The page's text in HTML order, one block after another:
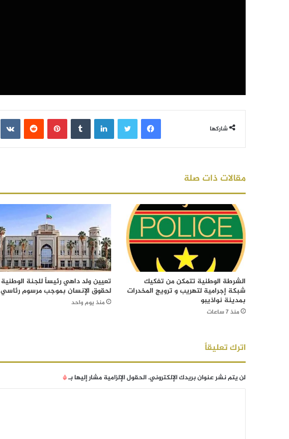
شاركها
فيسبوك لينكدإن بينتيريست
مقالات ذات صلة
الشرطة الوطنية تتمكن من تفكيك
شبكة إجرامية لتهريب و ترويج المخدرات
بمدينة نواذيبو
منذ 7 ساعات
تعيين ولد داهي رئيساً للجنة الوطنية
لحقوق الإنسان بموجب مرسوم رئاسي
منذ يوم واحد
اترك تعليقاً
لن يتم نشر عنوان بريدك الإلكتروني.الحقول الإلزامية مشار إليها بـ*